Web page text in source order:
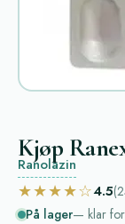
Kjøp
Ranolazin
★★★★☆4.5
På lager— klar